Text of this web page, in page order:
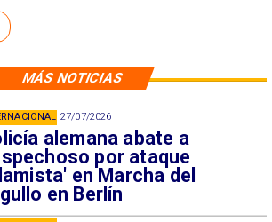
MÁS NOTICIAS
27/07/2026
alemana abate a
por ataque
en Marcha del
en Berlín